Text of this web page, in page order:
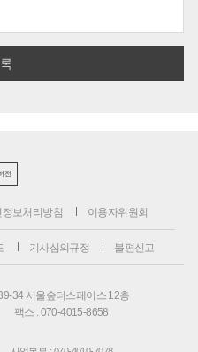
전
정보처리방침 이용자위원회
기사심의규정 불편신고
34 서울숲더스페이스 12층
팩스 : 070-4015-8658